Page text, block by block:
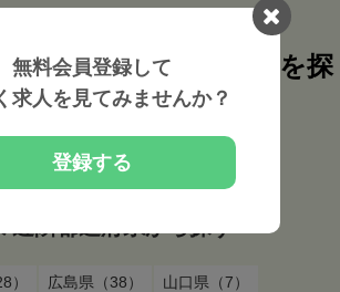
から柔道整復師の求人を探
す
の柔道整復師
） 広島県（38） 山口県（7）
無料会員登録して
求人を見てみませんか？
登録する